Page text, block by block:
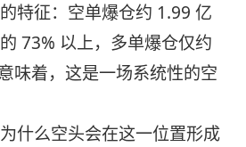
特征：空单爆仓约 1.99 亿
73% 以上，多单爆仓仅约
味着，这是一场系统性的空
什么空头会在这一位置形成